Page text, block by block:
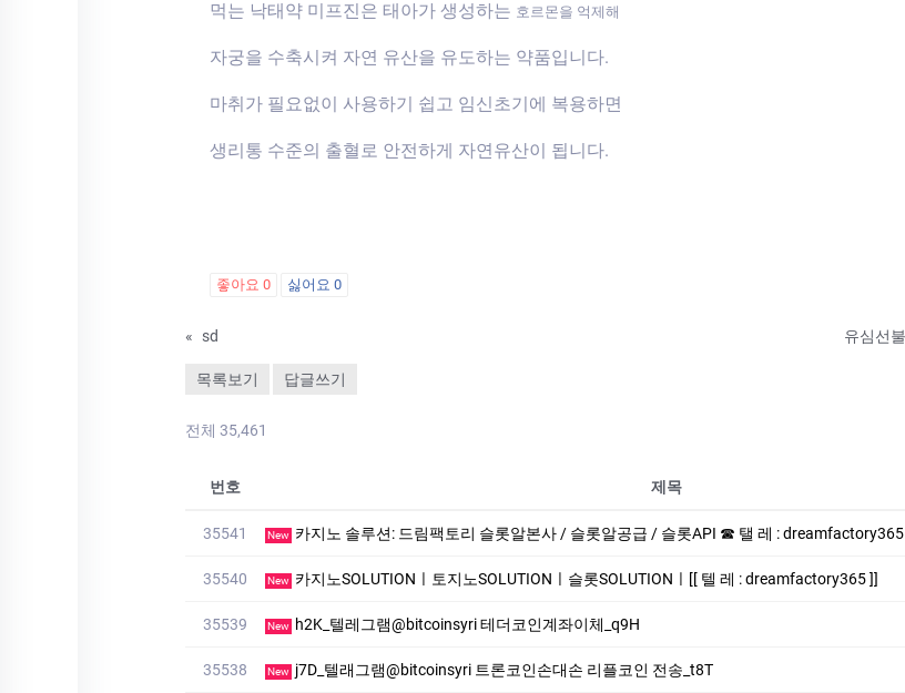
먹는 낙태약 미프진은 태아가 생성하는 호르몬을 억제해
자궁을 수축시켜 자연 유산을 유도하는 약품입니다.
마취가 필요없이 사용하기 쉽고 임신초기에 복용하면
생리통 수준의 출혈로 안전하게 자연유산이 됩니다.
좋아요 0 싫어요 0
« sd
목록보기 답글쓰기
전체 35,461
번호 제목
35541 New 카지노 솔루션: 드림팩토리 슬롯알본사 / 슬롯알공급 / 슬롯API ☎ 탤 레 : dreamfactory365
35540 New 카­지노SOLUTIONㅣ토지노SOLUTIONㅣ슬롯SOLUTIONㅣ[[ 텔 레 : dreamfactory365 ]]
35539 New h2K_텔레그램@bitcoinsyri 테더코인계좌이체_q9H
35538 New j7D_텔래그램@bitcoinsyri 트론코인손대손 리플코인 전송_t8T